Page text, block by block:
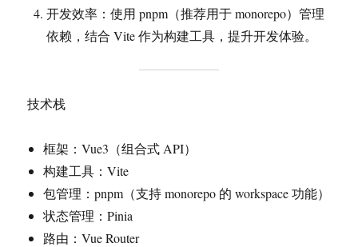
开发效率：使用 pnpm（推荐用于 monorepo）管理
依赖，结合 Vite 作为构建工具，提升开发体验。
技术栈
框架：Vue3（组合式 API）
构建工具：Vite
包管理：pnpm（支持 monorepo 的 workspace 功能）
状态管理：Pinia
路由：Vue Router